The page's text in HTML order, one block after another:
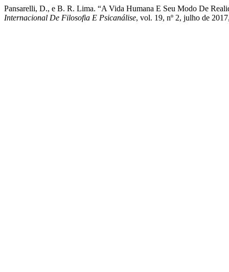
Pansarelli, D., e B. R. Lima. “A Vida Humana E Seu Modo De
Internacional De Filosofia E Psicanálise, vol. 19, nº 2, julho de